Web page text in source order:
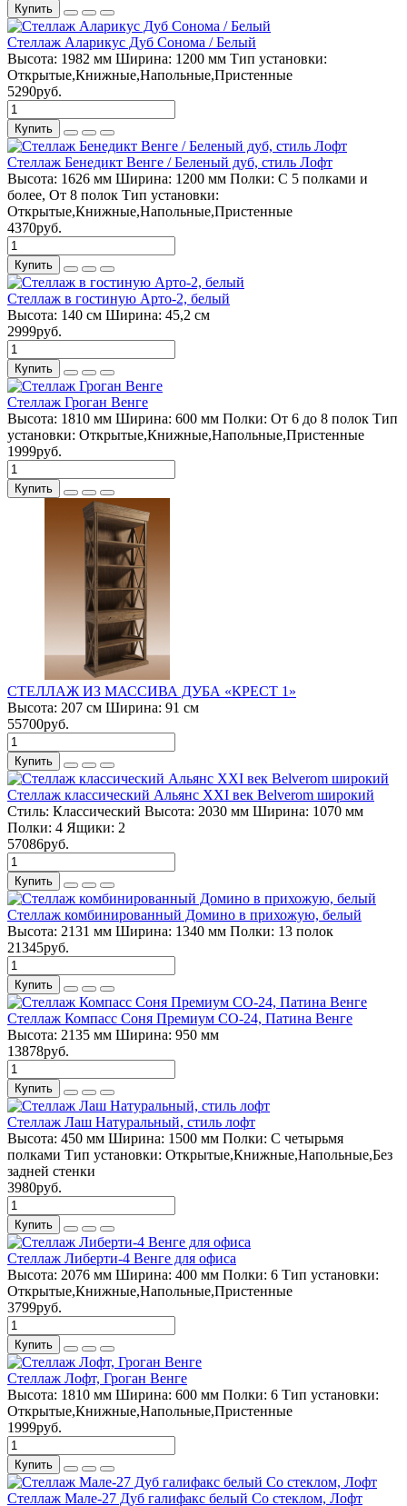
Купить
Стеллаж Аларикус Дуб Сонома / Белый
Высота: 1982 мм Ширина: 1200 мм Тип установки:
Открытые,Книжные,Напольные,Пристенные
5290руб.
Купить
Стеллаж Бенедикт Венге / Беленый дуб, стиль Лофт
Высота: 1626 мм Ширина: 1200 мм Полки: С 5 полками и
более, От 8 полок Тип установки:
Открытые,Книжные,Напольные,Пристенные
4370руб.
Купить
Стеллаж в гостиную Арто-2, белый
Высота: 140 см Ширина: 45,2 см
2999руб.
Купить
Стеллаж Гроган Венге
Высота: 1810 мм Ширина: 600 мм Полки: От 6 до 8 полок Тип
установки: Открытые,Книжные,Напольные,Пристенные
1999руб.
Купить
СТЕЛЛАЖ ИЗ МАССИВА ДУБА «КРЕСТ 1»
Высота: 207 см Ширина: 91 см
55700руб.
Купить
Стеллаж классический Альянс ХХI век Belverom широкий
Стиль: Классический Высота: 2030 мм Ширина: 1070 мм
Полки: 4 Ящики: 2
57086руб.
Купить
Стеллаж комбинированный Домино в прихожую, белый
Высота: 2131 мм Ширина: 1340 мм Полки: 13 полок
21345руб.
Купить
Стеллаж Компасс Соня Премиум СО-24, Патина Венге
Высота: 2135 мм Ширина: 950 мм
13878руб.
Купить
Стеллаж Лаш Натуральный, стиль лофт
Высота: 450 мм Ширина: 1500 мм Полки: С четырьмя
полками Тип установки: Открытые,Книжные,Напольные,Без
задней стенки
3980руб.
Купить
Стеллаж Либерти-4 Венге для офиса
Высота: 2076 мм Ширина: 400 мм Полки: 6 Тип установки:
Открытые,Книжные,Напольные,Пристенные
3799руб.
Купить
Стеллаж Лофт, Гроган Венге
Высота: 1810 мм Ширина: 600 мм Полки: 6 Тип установки:
Открытые,Книжные,Напольные,Пристенные
1999руб.
Купить
Стеллаж Мале-27 Дуб галифакс белый Со стеклом, Лофт